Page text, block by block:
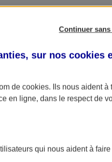
L'application AXA Banque
Continuer
sur nos cookies
de cookies. Ils nous aident à
en ligne, dans le respect de
qui nous aident à